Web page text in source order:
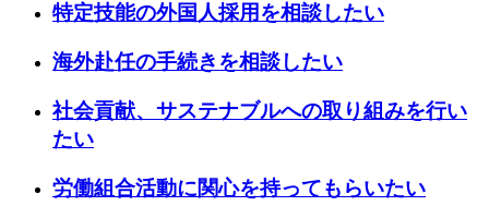
特定技能の外国人採用を相談したい
海外赴任の手続きを相談したい
社会貢献、サステナブルへの取り組みを行い
たい
労働組合活動に関心を持ってもらいたい